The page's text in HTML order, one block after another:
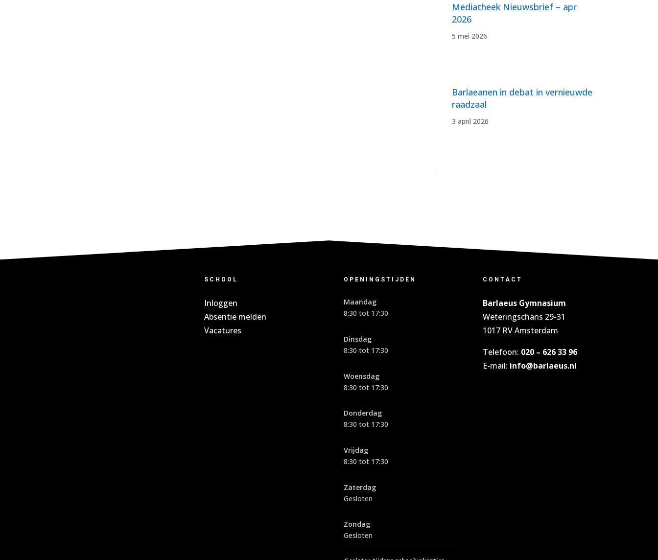
Mediatheek Nieuwsbrief – apr
2026
5 mei 2026
Barlaeanen in debat in vernieuwde
raadzaal
3 april 2026
SCHOOL
Inloggen
Absentie melden
Vacatures
OPENINGSTIJDEN
Maandag
8:30 tot 17:30
Dinsdag
8:30 tot 17:30
Woensdag
8:30 tot 17:30
Donderdag
8:30 tot 17:30
Vrijdag
8:30 tot 17:30
Zaterdag
Gesloten
Zondag
Gesloten
CONTACT
Barlaeus Gymnasium
Weteringschans 29-31
1017 RV Amsterdam
Telefoon: 020 – 626 33 96
E-mail: info@barlaeus.nl